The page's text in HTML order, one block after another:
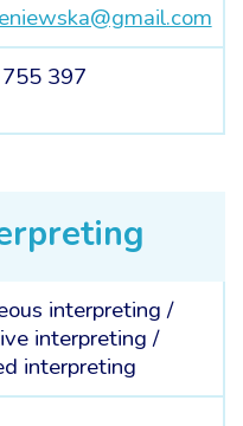
397
interpreting/
interpreting/
interpreting